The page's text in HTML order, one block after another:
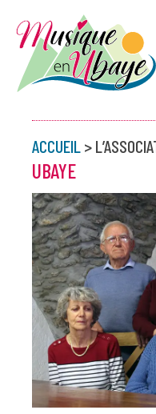
ACCUEIL >
UBAYE